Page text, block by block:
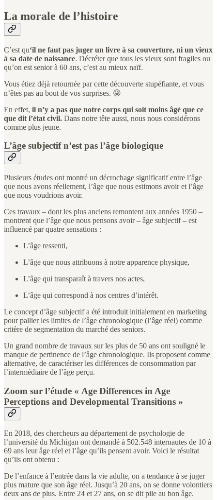
La morale de l’histoire
C’est qu‘il ne faut pas juger un livre à sa couverture, ni un vieux
à sa date de naissance. Décréter que tous les vieux sont fragiles ou
qu’on est senior à 60 ans, c’est au mieux naïf.
Vous étiez déjà retournée par cette découverte stupéfiante, et vous
n’êtes pas au bout de vos surprises. 😜
En effet, il n’y a pas que notre corps qui soit moins âgé que ce
que dit l’état civil. Dans notre tête aussi, nous nous considérons
comme plus jeune.
L’âge subjectif n’est pas l’âge biologique
Plusieurs études ont montré un décrochage significatif entre l’âge
que nous avons réellement, l’âge que nous estimons avoir et l’âge
que nous voudrions avoir.
Ces travaux – dont les plus anciens remontent aux années 1950 –
montrent que l’âge que nous pensons avoir – âge subjectif – est
influencé par quatre sensations :
L’âge ressenti,
L’âge que nous attribuons à notre apparence physique,
L’âge qui transparaît à travers nos actes,
L’âge qui correspond à nos centres d’intérêt.
Le concept d’âge subjectif a été introduit initialement en marketing
pour pallier les limites de l’âge chronologique (l’âge réel) comme
critère de segmentation du marché des seniors.
Un grand nombre de travaux sur les plus de 50 ans ont souligné le
manque de pertinence de l’âge chronologique. Ils proposent comme
alternative, de caractériser les différences de consommation par
l’intermédiaire de l’âge perçu.
Zoom sur l’étude « Age Differences in Age
Perceptions and Developmental Transitions »
En 2018, des chercheurs au département de psychologie de
l’université du Michigan ont demandé à 502.548 internautes de 10 à
69 ans leur âge réel et l’âge qu’ils pensent avoir. Voici le résultat
qu’ils ont obtenu :
De l’enfance à l’entrée dans la vie adulte, on a tendance à se juger
plus mature que son âge réel. Jusqu’à 20 ans, on se donne volontiers
deux ans de plus. Entre 24 et 27 ans, on se dit pile au bon âge.